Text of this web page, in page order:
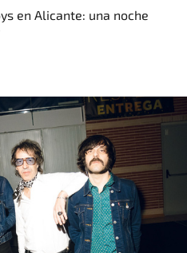
en Alicante: una noche